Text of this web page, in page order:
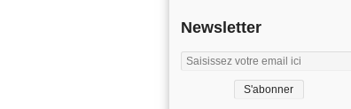
Newsletter